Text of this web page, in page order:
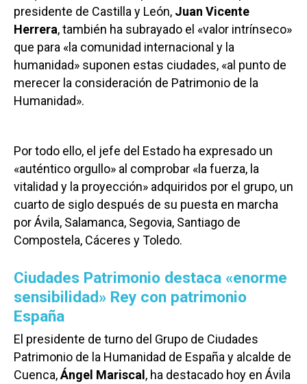
presidente de Castilla y León, Juan Vicente
Herrera, también ha subrayado el «valor intrínseco»
que para «la comunidad internacional y la
humanidad» suponen estas ciudades, «al punto de
merecer la consideración de Patrimonio de la
Humanidad».
Por todo ello, el jefe del Estado ha expresado un
«auténtico orgullo» al comprobar «la fuerza, la
vitalidad y la proyección» adquiridos por el grupo, un
cuarto de siglo después de su puesta en marcha
por Ávila, Salamanca, Segovia, Santiago de
Compostela, Cáceres y Toledo.
Ciudades Patrimonio destaca «enorme
sensibilidad» Rey con patrimonio
España
El presidente de turno del Grupo de Ciudades
Patrimonio de la Humanidad de España y alcalde de
Cuenca,Ángel Mariscal, ha destacado hoy en Ávila